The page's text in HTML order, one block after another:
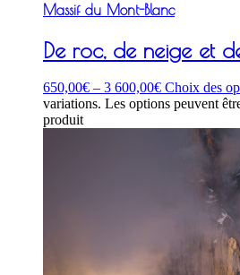
Massif du Mont-Blanc
De roc, de neige et
650,00€ – 3 600,00€ Choix des
variations. Les options peuvent
produit